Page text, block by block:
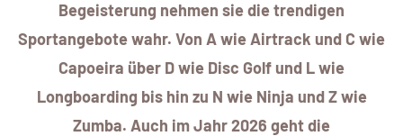
Begeisterung nehmen sie die trendigen
Sportangebote wahr. Von A wie Airtrack und C wie
Capoeira über D wie Disc Golf und L wie
Longboarding bis hin zu N wie Ninja und Z wie
Zumba. Auch im Jahr 2026 geht die